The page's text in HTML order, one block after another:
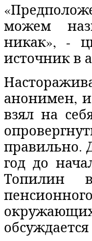
можем
никак», -
источник в
анонимен,
взял на
правильно.
год до
Топилин